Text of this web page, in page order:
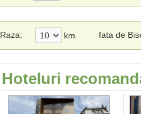
Raza: km fata de
Hoteluri